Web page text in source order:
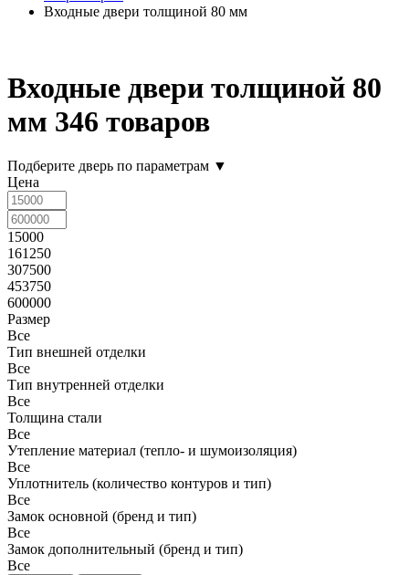
Входные двери толщиной 80 мм
Входные двери толщиной 80
мм 346 товаров
Подберите дверь по параметрам ▼
Цена
15000
161250
307500
453750
600000
Размер
Все
Тип внешней отделки
Все
Тип внутренней отделки
Все
Толщина стали
Все
Утепление материал (тепло- и шумоизоляция)
Все
Уплотнитель (количество контуров и тип)
Все
Замок основной (бренд и тип)
Все
Замок дополнительный (бренд и тип)
Все